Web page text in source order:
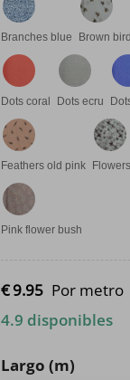
Branches blue Brown
Dots coral Dots ecru
Feathers old pink
Pink flower bush
€9.95 Por metro
4.9 disponibles
Largo (m)